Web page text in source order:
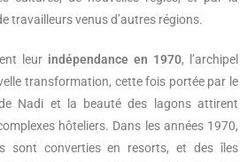
travailleurs venus d’autres régions.
leur indépendance en 1970, l’archipel
transformation, cette fois portée par le
Nadi et la beauté des lagons attirent
hôteliers. Dans les années 1970,
sont converties en resorts, et des îles